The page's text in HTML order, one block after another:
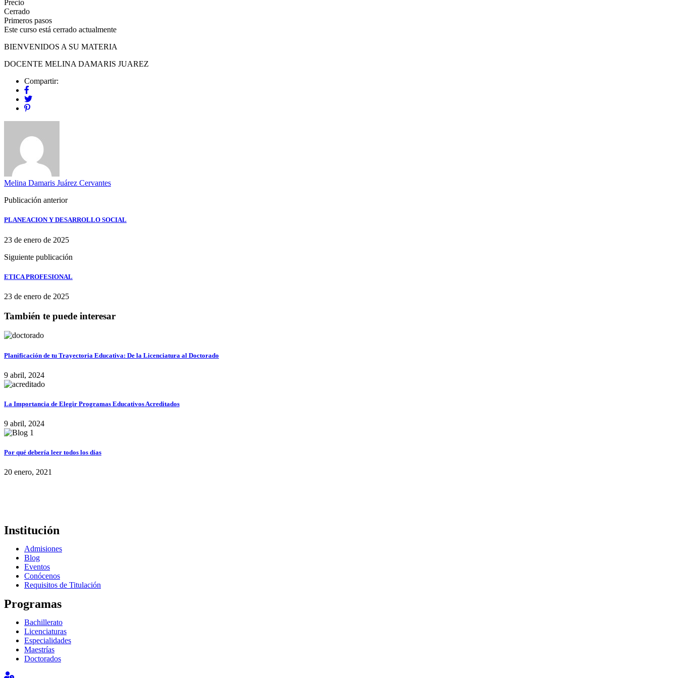
Precio
Cerrado
Primeros pasos
Este curso está cerrado actualmente
BIENVENIDOS A SU MATERIA
DOCENTE MELINA DAMARIS JUAREZ
Compartir:
Melina Damaris Juárez Cervantes
Publicación anterior
PLANEACION Y DESARROLLO SOCIAL
23 de enero de 2025
Siguiente publicación
ETICA PROFESIONAL
23 de enero de 2025
También te puede interesar
Planificación de tu Trayectoria Educativa: De la Licenciatura al Doctorado
9 abril, 2024
La Importancia de Elegir Programas Educativos Acreditados
9 abril, 2024
Por qué debería leer todos los días
20 enero, 2021
Institución
Admisiones
Blog
Eventos
Conócenos
Requisitos de Titulación
Programas
Bachillerato
Licenciaturas
Especialidades
Maestrías
Doctorados